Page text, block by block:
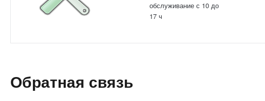
обслуживание с 10 до
17 ч
Обратная связь